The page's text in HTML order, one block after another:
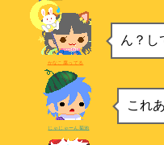
ん？し
かなこ腐ってる
これ
じゃじゃーん菊池